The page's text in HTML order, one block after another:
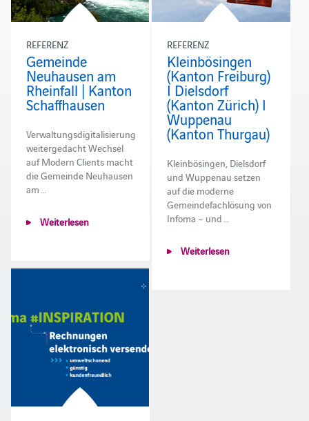
REFERENZ
Gemeinde
Neuhausen am
Rheinfall | Kanton
Schaffhausen
Verwaltungsdigitalisierung
weitergedacht Wechsel
auf Modern Clients macht
die Gemeinde Neuhausen
am …
Weiterlesen
REFERENZ
Kleinbösingen
(Kanton Freiburg)
I Dielsdorf
(Kanton Zürich) I
Wuppenau
(Kanton Thurgau)
Kleinbösingen, Dielsdorf
und Wuppenau setzen
auf die moderne
Gemeindefachlösung von
Infoma – und …
Weiterlesen